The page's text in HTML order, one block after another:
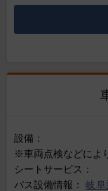
設備：
※車両点検などによ
シートサービス：
バス設備情報： 岐阜